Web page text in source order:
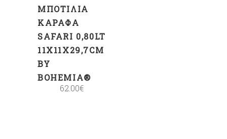
ΜΠΟΤΊΛΙΑ
ΚΑΡΆΦΑ
SAFARI 0,80LT
11X11X29,7CM
BY
BOHEMIA®
62.00€